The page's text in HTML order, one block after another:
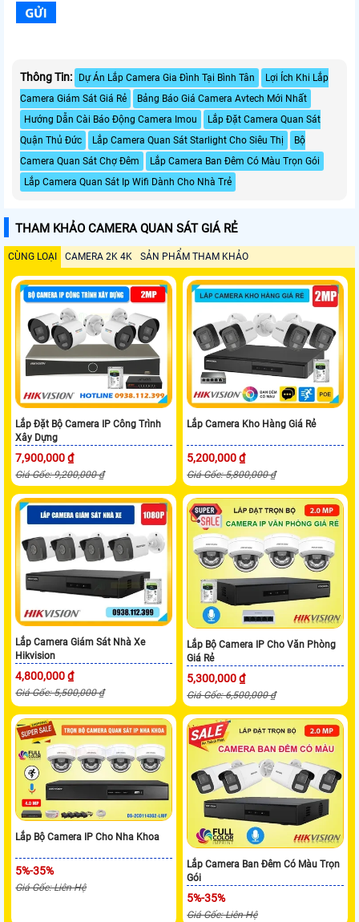
Thông Tin: Dự Án Lắp Camera Gia Đình Tại Bình Tân
Lợi Ích Khi Lắp
Camera Giám Sát Giá Rẻ
Bảng Báo Giá Camera Avtech Mới Nhất
Hướng Dẫn Cài Báo Động Camera Imou
Lắp Đặt Camera Quan Sát
Quận Thủ Đức
Lắp Camera Quan Sát Starlight Cho Siêu Thị
Bộ
Camera Quan Sát Chợ Đêm
Lắp Camera Ban Đêm Có Màu Trọn Gói
Lắp Camera Quan Sát Ip Wifi Dành Cho Nhà Trẻ
THAM KHẢO CAMERA QUAN SÁT GIÁ RẺ
CÙNG LOẠI CAMERA 2K 4K SẢN PHẨM THAM KHẢO
Lắp Đặt Bộ Camera IP Công Trình
Xây Dựng
7,900,000 ₫
Giá Gốc: 9,200,000 ₫
Lắp Camera Kho Hàng Giá Rẻ
5,200,000 ₫
Giá Gốc: 5,800,000 ₫
Lắp Camera Giám Sát Nhà Xe
Hikvision
4,800,000 ₫
Giá Gốc: 5,500,000 ₫
Lắp Bộ Camera IP Cho Văn Phòng
Giá Rẻ
5,300,000 ₫
Giá Gốc: 6,500,000 ₫
Lắp Bộ Camera IP Cho Nha Khoa
5%-35%
Giá Gốc: Liên Hệ
Lắp Camera Ban Đêm Có Màu Trọn
Gói
5%-35%
Giá Gốc: Liên Hệ